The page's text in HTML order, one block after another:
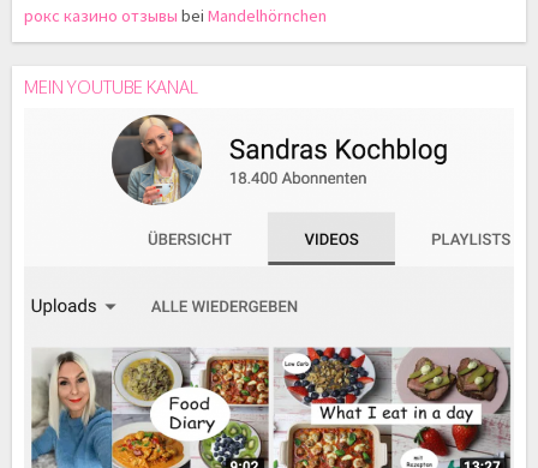
рокс казино отзывы bei Mandelhörnchen
MEIN YOUTUBE KANAL